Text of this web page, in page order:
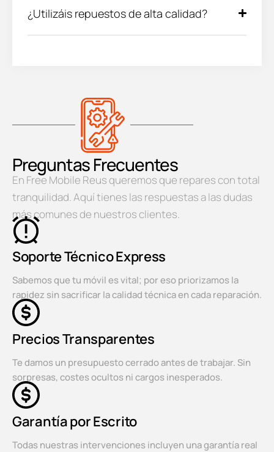
¿Utilizáis repuestos de alta calidad?
Preguntas Frecuentes
En Free Mobile Reus queremos que repares con total
tranquilidad. Aquí tienes las respuestas a las dudas
más comunes de nuestros clientes.
Soporte Técnico Express
Sabemos que tu móvil es vital; por eso priorizamos la
rapidez sin sacrificar la calidad técnica en cada reparación.
Precios Transparentes
Te damos un presupuesto cerrado antes de trabajar. Sin
sorpresas, costes ocultos ni cargos inesperados.
Garantía por Escrito
Todas nuestras intervenciones incluyen una garantía real